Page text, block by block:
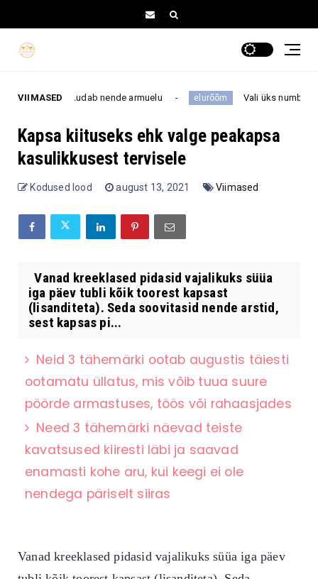
VIIMASED
kes muudab nende armuelu elurõõm Vali üks number 1–16
Kapsa kiituseks ehk valge peakapsa
kasulikkusest tervisele
Kodused lood august 13, 2021 Viimased
Vanad kreeklased pidasid vajalikuks süüa
iga päev tubli kõik toorest kapsast
(lisanditeta). Seda soovitasid nende arstid,
sest kapsas pi...
Neid 3 tähemärki ootab augustis täiesti
ootamatu üllatus, mis võib tuua suure
pöörde armastuses, töös või rahaasjades
Need 3 tähemärki näevad teiste
kavatsused kiiresti läbi ja saavad
enamasti kohe aru, kui keegi ei ole
nendega päriselt siiras
Vanad kreeklased pidasid vajalikuks süüa iga päev